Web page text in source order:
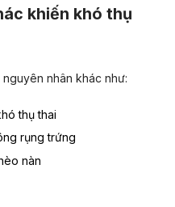
khiến khó thụ
nhân khác như:
thụ thai
rụng trứng
nàn